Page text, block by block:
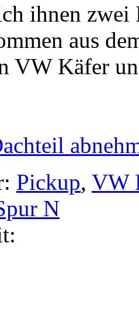
ihnen
aus
VW Käfer
Pickup, VW
N